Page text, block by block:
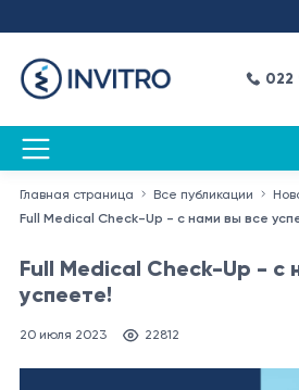
022
Главная страница Все публикации
Full Medical Check-Up - с нами вы все
Full Medical Check-Up - с
успеете!
20 июля 2023 22812